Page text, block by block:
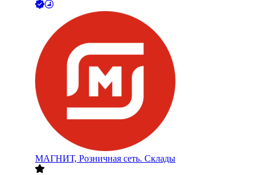
МАГНИТ, Розничная сеть. Склады